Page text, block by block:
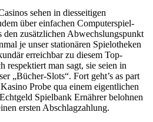
sehen in diesseitigen
über einfachen Computerspiel-
den zusätzlichen Abwechslungspunkt
je unser stationären Spielotheken
erreichbar zu diesem Top-
respektiert man sagt, sie seien in
„Bücher-Slots“. Fort geht’s as part
Probe qua einem eigentlichen
Spielbank Ernährer belohnen
ersten Abschlagzahlung.